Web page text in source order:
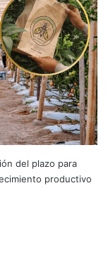
del plazo para
productivo